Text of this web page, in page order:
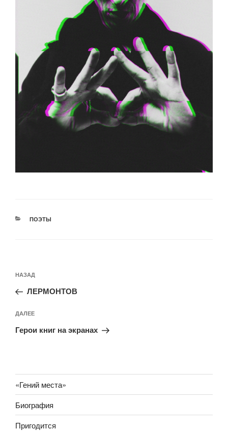
РУБРИКИ
ПОЭТЫ
по
записям
Предыдущая
запись:
НАЗАД
ЛЕРМОНТОВ
Следующая
запись
ДАЛЕЕ
Герои книг на экранах
«Гений места»
Биография
Пригодится